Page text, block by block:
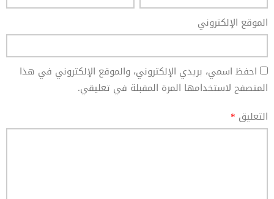
الموقع الإلكتروني
احفظ اسمي، بريدي الإلكتروني، والموقع الإلكتروني في هذا
المتصفح لاستخدامها المرة المقبلة في تعليقي.
التعليق *